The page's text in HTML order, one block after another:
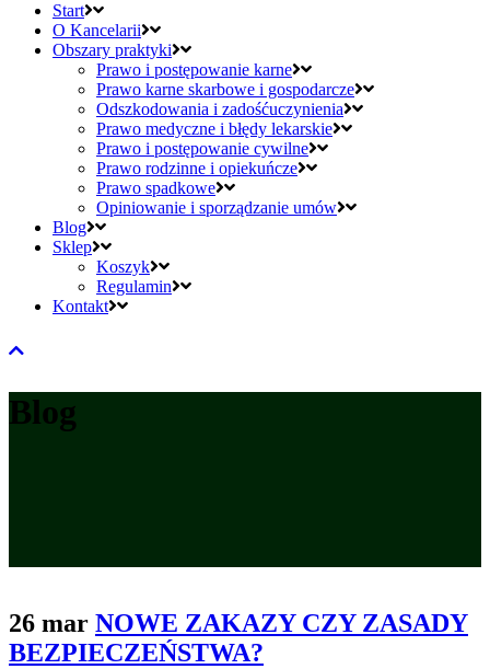
Start
O Kancelarii
Obszary praktyki
Prawo i postępowanie karne
Prawo karne skarbowe i gospodarcze
Odszkodowania i zadośćuczynienia
Prawo medyczne i błędy lekarskie
Prawo i postępowanie cywilne
Prawo rodzinne i opiekuńcze
Prawo spadkowe
Opiniowanie i sporządzanie umów
Blog
Sklep
Koszyk
Regulamin
Kontakt
Blog
26 mar NOWE ZAKAZY CZY ZASADY
BEZPIECZEŃSTWA?